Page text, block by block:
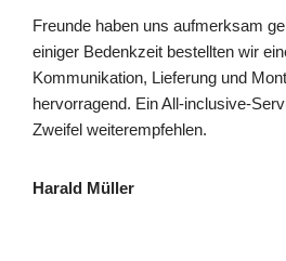
Freunde haben uns aufmerksam
einiger Bedenkzeit bestellten wir
Kommunikation, Lieferung und
hervorragend. Ein All-inclusive-
Zweifel weiterempfehlen.
Harald Müller